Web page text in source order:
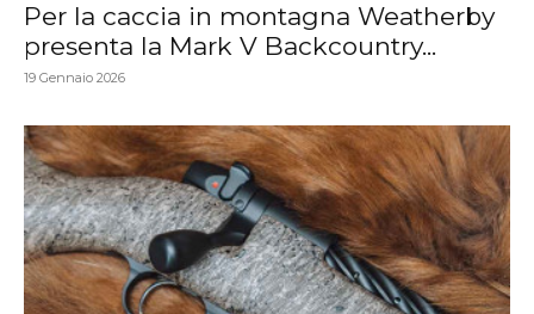
Per la caccia in montagna Weatherby
presenta la Mark V Backcountry...
19 Gennaio 2026